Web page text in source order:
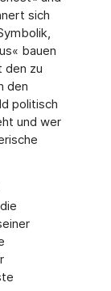
sich
bauen
den zu
den
politisch
und wer